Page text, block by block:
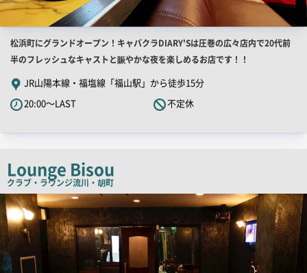
店
舗
PR
キ
ャ
ピ
ー
松浜町にグランドオープン！キャバクラDIARY'Sは圧巻の広々店内で20代前
半のフレッシュなキャストと賑やかな夜を楽しめるお店です！！
JR山陽本線・福塩線「福山駅」から徒歩15分
20:00～LAST
不定休
Lounge Bisou
クラブ・ラウンジ流川・胡町
店
舗
PR
画
像